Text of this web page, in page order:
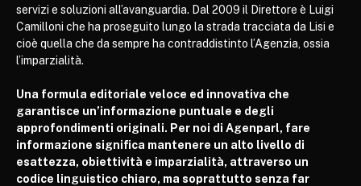
servizi e soluzioni all’avanguardia. Dal 2009 il Direttore è Luigi
Camilloni che ha proseguito lungo la strada tracciata da Lisi e
cioè quella che da sempre ha contraddistinto l’Agenzia, ossia
l’imparzialità.
Una formula editoriale veloce ed innovativa che
garantisce un’informazione puntuale e degli
approfondimenti originali. Per noi di Agenparl, fare
informazione significa mantenere un alto livello di
esattezza, obiettività e imparzialità, attraverso un
codice linguistico chiaro, ma soprattutto senza far